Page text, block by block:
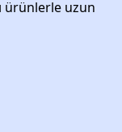
ürünlerle uzun